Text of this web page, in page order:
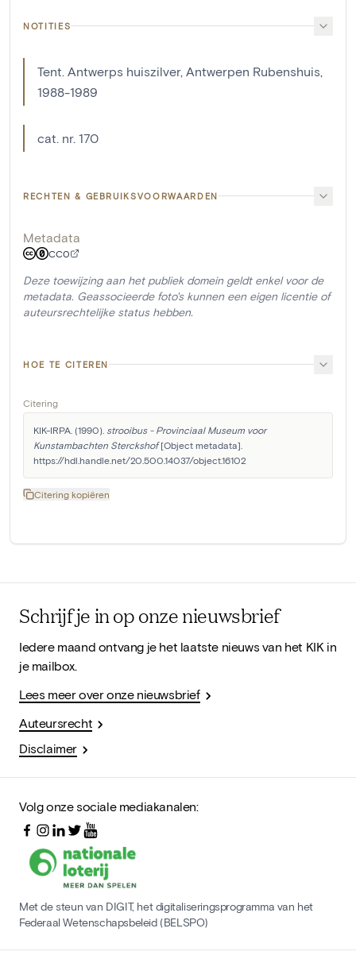
NOTITIES
Tent. Antwerps huiszilver, Antwerpen Rubenshuis,
1988-1989
cat. nr. 170
RECHTEN & GEBRUIKSVOORWAARDEN
Metadata
CC0
Deze toewijzing aan het publiek domein geldt enkel voor de
metadata. Geassocieerde foto's kunnen een eigen licentie of
auteursrechtelijke status hebben.
HOE TE CITEREN
Citering
KIK-IRPA. (1990). strooibus - Provinciaal Museum voor
Kunstambachten Sterckshof [Object metadata].
https://hdl.handle.net/20.500.14037/object.16102
Citering kopiëren
Schrijf je in op onze nieuwsbrief
Iedere maand ontvang je het laatste nieuws van het KIK in
je mailbox.
Lees meer over onze nieuwsbrief
Auteursrecht
Disclaimer
Volg onze sociale mediakanalen:
Met de steun van DIGIT, het digitaliseringsprogramma van het
Federaal Wetenschapsbeleid (BELSPO)